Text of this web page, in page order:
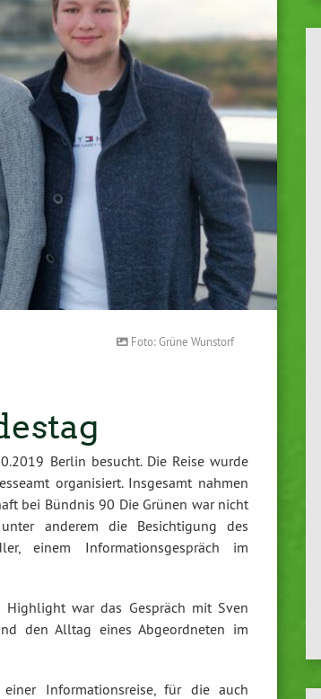
Foto: Grüne Wunstorf
Berlin besucht. Die Reise wurde
organisiert. Insgesamt nahmen
bei Bündnis 90 Die Grünen war nicht
anderem die Besichtigung des
einem Informationsgespräch im
war das Gespräch mit Sven
den Alltag eines Abgeordneten im
Informationsreise, für die auch